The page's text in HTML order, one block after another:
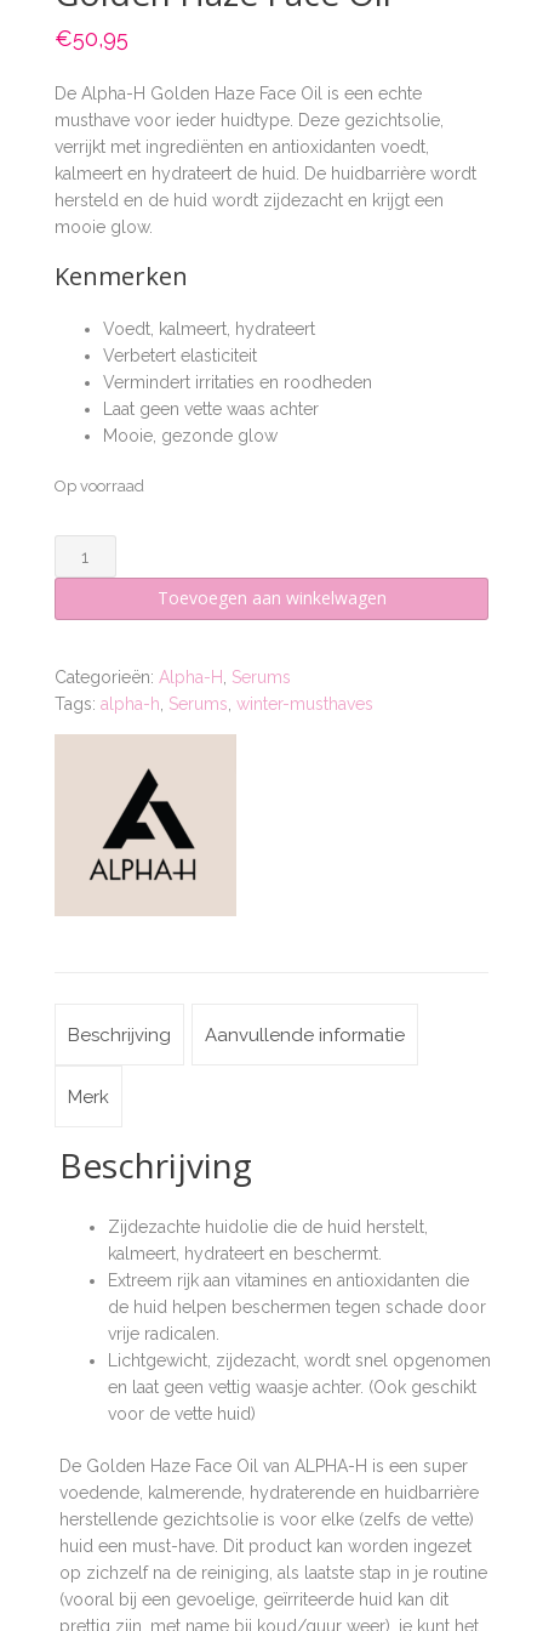
€50,95
De Alpha-H Golden Haze Face Oil is een echte
musthave voor ieder huidtype. Deze gezichtsolie,
verrijkt met ingrediënten en antioxidanten voedt,
kalmeert en hydrateert de huid. De huidbarrière wordt
hersteld en de huid wordt zijdezacht en krijgt een
mooie glow.
Kenmerken
Voedt, kalmeert, hydrateert
Verbetert elasticiteit
Vermindert irritaties en roodheden
Laat geen vette waas achter
Mooie, gezonde glow
Op voorraad
Golden
Haze
Toevoegen aan winkelwagen
Categorieën: Alpha-H, Serums
Tags: alpha-h, Serums, winter-musthaves
Beschrijving Aanvullende informatie
Merk
Beschrijving
Zijdezachte huidolie die de huid herstelt,
kalmeert, hydrateert en beschermt.
Extreem rijk aan vitamines en antioxidanten die
de huid helpen beschermen tegen schade door
vrije radicalen.
Lichtgewicht, zijdezacht, wordt snel opgenomen
en laat geen vettig waasje achter. (Ook geschikt
voor de vette huid)
De Golden Haze Face Oil van ALPHA-H is een super
voedende, kalmerende, hydraterende en huidbarrière
herstellende gezichtsolie is voor elke (zelfs de vette)
huid een must-have. Dit product kan worden ingezet
op zichzelf na de reiniging, als laatste stap in je routine
(vooral bij een gevoelige, geïrriteerde huid kan dit
prettig zijn, met name bij koud/guur weer), je kunt het